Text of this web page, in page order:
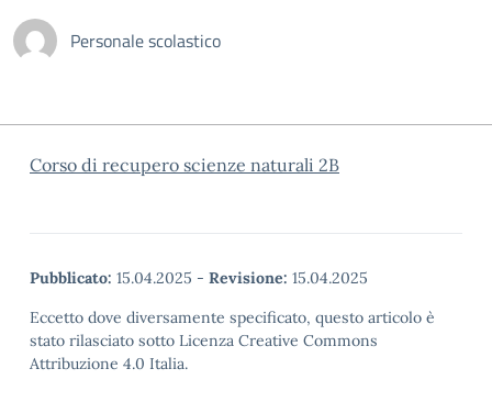
Personale scolastico
Corso di recupero scienze naturali 2B
Pubblicato: 15.04.2025 - Revisione: 15.04.2025
Eccetto dove diversamente specificato, questo articolo è
stato rilasciato sotto Licenza Creative Commons
Attribuzione 4.0 Italia.